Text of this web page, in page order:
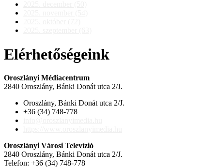
Elérhetőségeink
Oroszlányi Médiacentrum
2840 Oroszlány, Bánki Donát utca 2/J.
Oroszlány, Bánki Donát utca 2/J.
+36 (34) 748-778
Oroszlányi Városi Televízió
2840 Oroszlány, Bánki Donát utca 2/J.
Telefon: +36 (34) 748-778